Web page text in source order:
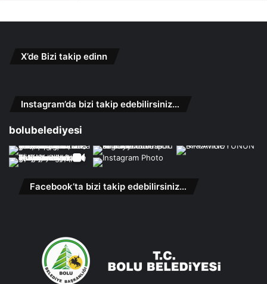
X’de Bizi takip edinn
Instagram’da bizi takip edebilirsiniz…
bolubelediyesi
Facebook’ta bizi takip edebilirsiniz…